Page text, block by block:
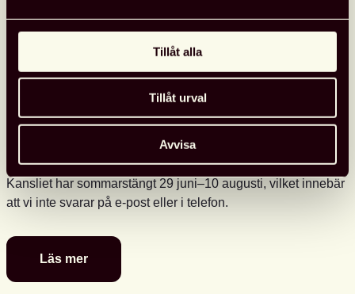
Tillåt alla
Tillåt urval
Avvisa
Glad sommar önskar kansliet
Kansliet har sommarstängt 29 juni–10 augusti, vilket innebär
att vi inte svarar på e-post eller i telefon.
Läs mer
Glad
sommar